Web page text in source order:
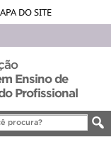
DO SITE
Ensino de
Profissional